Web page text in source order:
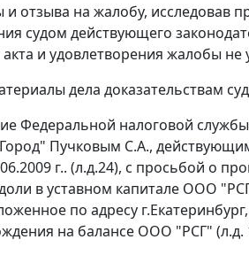
отзыва на жалобу, исследовав
судом действующего
и удовлетворения жалобы не
дела доказательствам
Федеральной налоговой
Пучковым С.А.,
г.. (л.д.24), с просьбой о
в уставном капитале ООО
по адресу
на балансе ООО "РСГ" (л.д.